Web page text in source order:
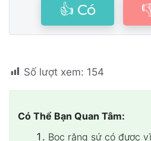
👍 Có
Số lượt xem: 154
Có Thể Bạn Quan Tâm:
Bọc răng sứ có được